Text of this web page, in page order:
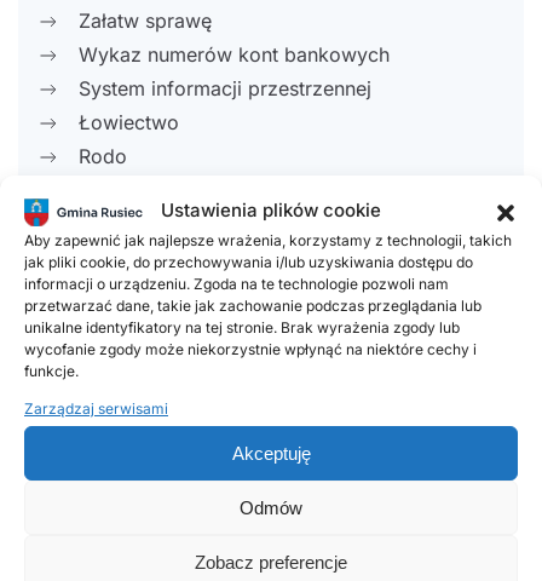
Ustawienia plików cookie
Aby zapewnić jak najlepsze wrażenia, korzystamy z technologii, takich
jak pliki cookie, do przechowywania i/lub uzyskiwania dostępu do
informacji o urządzeniu. Zgoda na te technologie pozwoli nam
przetwarzać dane, takie jak zachowanie podczas przeglądania lub
unikalne identyfikatory na tej stronie. Brak wyrażenia zgody lub
wycofanie zgody może niekorzystnie wpłynąć na niektóre cechy i
funkcje.
Zarządzaj serwisami
Akceptuję
Odmów
Zobacz preferencje
Załatw sprawę
Wykaz numerów kont bankowych
System informacji przestrzennej
Łowiectwo
Rodo
Polityka plików cookies (EU)
Obsługa klienta